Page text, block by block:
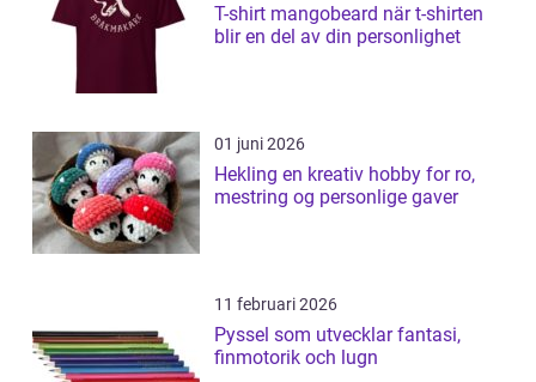
T-shirt mangobeard när t-shirten
blir en del av din personlighet
01 juni 2026
Hekling en kreativ hobby for ro,
mestring og personlige gaver
11 februari 2026
Pyssel som utvecklar fantasi,
finmotorik och lugn